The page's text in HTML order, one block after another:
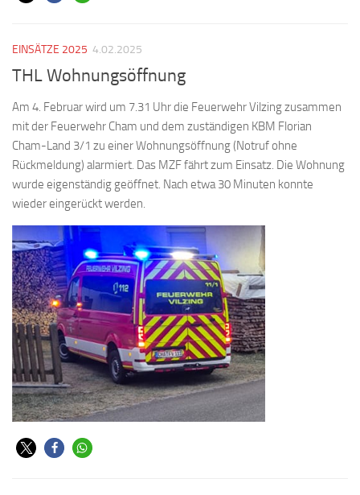
EINSÄTZE 2025 4.02.2025
THL Wohnungsöffnung
Am 4. Februar wird um 7.31 Uhr die Feuerwehr Vilzing zusammen
mit der Feuerwehr Cham und dem zuständigen KBM Florian
Cham-Land 3/1 zu einer Wohnungsöffnung (Notruf ohne
Rückmeldung) alarmiert. Das MZF fährt zum Einsatz. Die Wohnung
wurde eigenständig geöffnet. Nach etwa 30 Minuten konnte
wieder eingerückt werden.